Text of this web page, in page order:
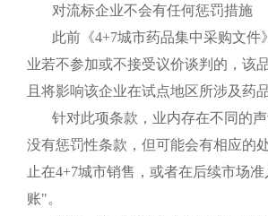
对流标企业不会有任何惩罚措施
此前《4+7城市药品集中采购文件
业若不参加或不接受议价谈判的，该
且将影响该企业在试点地区所涉及药
针对此项条款，业内存在不同的
没有惩罚性条款，但可能会有相应的
止在4+7城市销售，或者在后续市场
账"。